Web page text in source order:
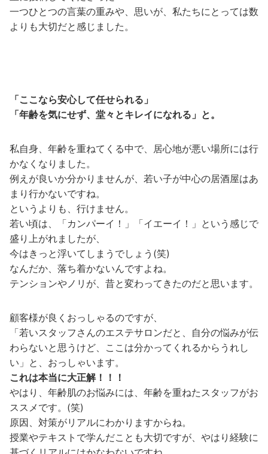
一つひとつの言葉の重みや、思いが、私たちにとっては数
よりも大切だと感じました。
「ここなら安心して任せられる」
「年齢を気にせず、堂々とキレイになれる」と。
私自身、年齢を重ねてくる中で、居心地が悪い場所には行
かなくなりました。
例えが良いか分かりませんが、若い子が中心の居酒屋はあ
まり行かないですね。
というよりも、行けません。
若い頃は、「カンパーイ！」「イエーイ！」という感じで
盛り上がれましたが、
今はきっと浮いてしまうでしょう(笑)
なんだか、落ち着かないんですよね。
テンションやノリが、昔と変わってきたのだと思います。
顧客様が良くおっしゃるのですが、
「若いスタッフさんのエステサロンだと、自分の悩みが伝
わらないと思うけど、ここは分かってくれるからうれし
い」と、おっしゃいます。
これは本当に大正解！！！
やはり、年齢肌のお悩みには、年齢を重ねたスタッフがお
ススメです。(笑)
原因、対策がリアルにわかりますからね。
授業やテキストで学んだことも大切ですが、やはり経験に